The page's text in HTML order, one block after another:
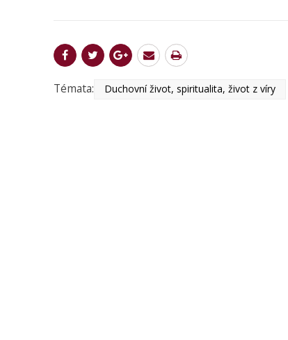
Témata: Duchovní život, spiritualita, život z víry